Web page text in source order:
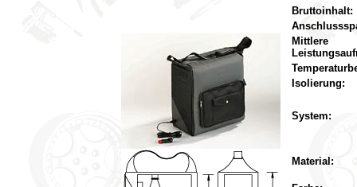
Bruttoinhalt:
Mittlere
Isolierung:
System:
Material: